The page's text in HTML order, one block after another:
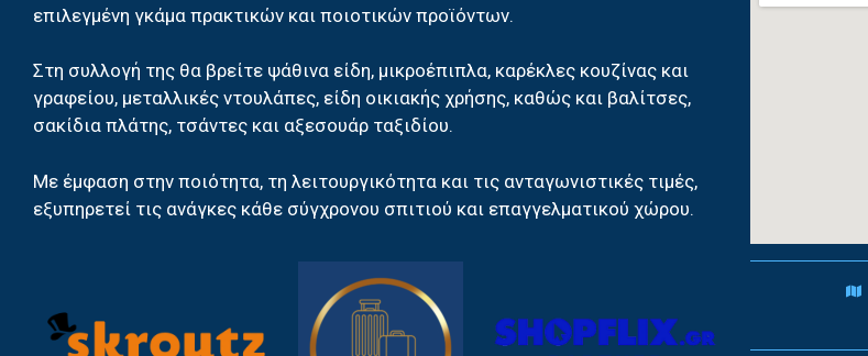
επιλεγμένη γκάμα πρακτικών και ποιοτικών προϊόντων.
Στη συλλογή της θα βρείτε ψάθινα είδη, μικροέπιπλα, καρέκλες κουζίνας και
γραφείου, μεταλλικές ντουλάπες, είδη οικιακής χρήσης, καθώς και βαλίτσες,
σακίδια πλάτης, τσάντες και αξεσουάρ ταξιδίου.
Με έμφαση στην ποιότητα, τη λειτουργικότητα και τις ανταγωνιστικές τιμές,
εξυπηρετεί τις ανάγκες κάθε σύγχρονου σπιτιού και επαγγελματικού χώρου.